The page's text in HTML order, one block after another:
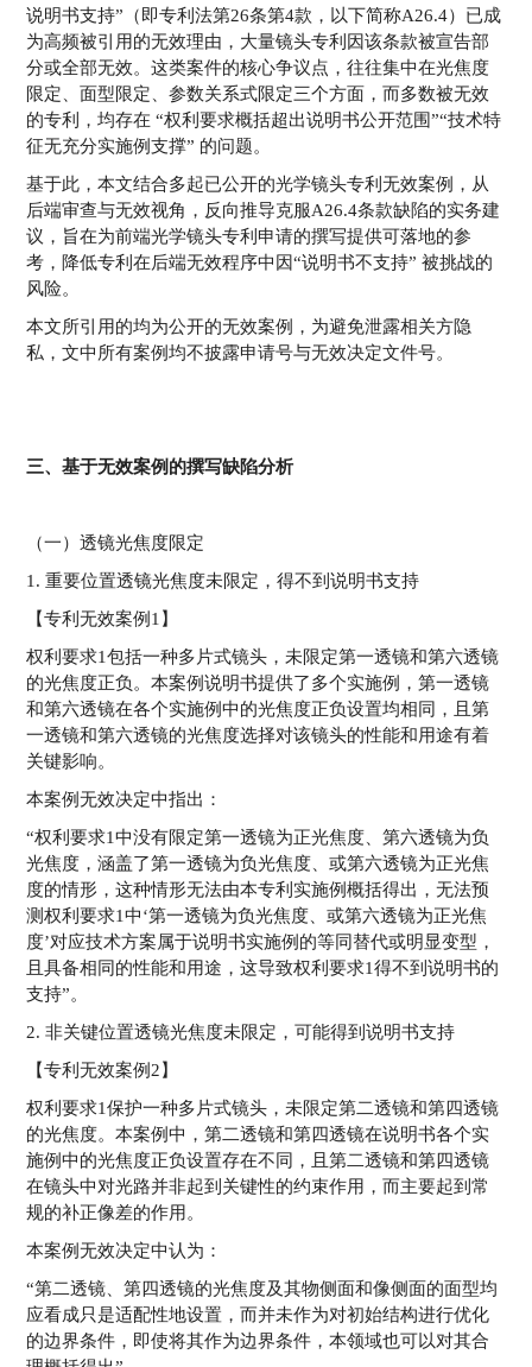
说明书支持”（即专利法第26条第4款，以下简称A26.4）已成
为高频被引用的无效理由，大量镜头专利因该条款被宣告部
分或全部无效。这类案件的核心争议点，往往集中在光焦度
限定、面型限定、参数关系式限定三个方面，而多数被无效
的专利，均存在 “权利要求概括超出说明书公开范围”“技术特
征无充分实施例支撑” 的问题。
基于此，本文结合多起已公开的光学镜头专利无效案例，从
后端审查与无效视角，反向推导克服A26.4条款缺陷的实务建
议，旨在为前端光学镜头专利申请的撰写提供可落地的参
考，降低专利在后端无效程序中因“说明书不支持” 被挑战的
风险。
本文所引用的均为公开的无效案例，为避免泄露相关方隐
私，文中所有案例均不披露申请号与无效决定文件号。
三、基于无效案例的撰写缺陷分析
（一）透镜光焦度限定
1. 重要位置透镜光焦度未限定，得不到说明书支持
【专利无效案例1】
权利要求1包括一种多片式镜头，未限定第一透镜和第六透镜
的光焦度正负。本案例说明书提供了多个实施例，第一透镜
和第六透镜在各个实施例中的光焦度正负设置均相同，且第
一透镜和第六透镜的光焦度选择对该镜头的性能和用途有着
关键影响。
本案例无效决定中指出：
“权利要求1中没有限定第一透镜为正光焦度、第六透镜为负
光焦度，涵盖了第一透镜为负光焦度、或第六透镜为正光焦
度的情形，这种情形无法由本专利实施例概括得出，无法预
测权利要求1中‘第一透镜为负光焦度、或第六透镜为正光焦
度’对应技术方案属于说明书实施例的等同替代或明显变型，
且具备相同的性能和用途，这导致权利要求1得不到说明书的
支持”。
2. 非关键位置透镜光焦度未限定，可能得到说明书支持
【专利无效案例2】
权利要求1保护一种多片式镜头，未限定第二透镜和第四透镜
的光焦度。本案例中，第二透镜和第四透镜在说明书各个实
施例中的光焦度正负设置存在不同，且第二透镜和第四透镜
在镜头中对光路并非起到关键性的约束作用，而主要起到常
规的补正像差的作用。
本案例无效决定中认为：
“第二透镜、第四透镜的光焦度及其物侧面和像侧面的面型均
应看成只是适配性地设置，而并未作为对初始结构进行优化
的边界条件，即使将其作为边界条件，本领域也可以对其合